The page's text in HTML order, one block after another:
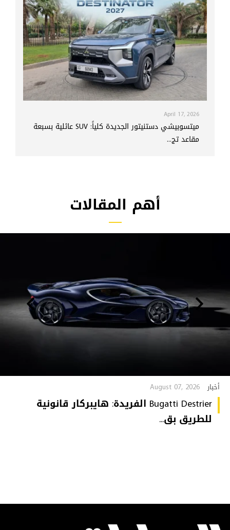
April 17, 2026
ميتسوبيشي دستنيتور الجديدة كلياً: SUV عائلية بسبعة
مقاعد تج...
أهم المقالات
أخبار August 07, 2026
Bugatti Destrier الفريدة: هايبركار قانونية
للطريق بق...